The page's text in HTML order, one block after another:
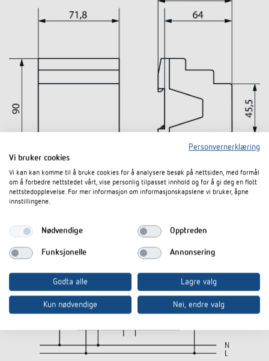
Personvernerklæring
Vi bruker cookies
Vi kan kan komme til å bruke cookies for å analysere besøk på nettsiden, med formål
om å forbedre nettstedet vårt, vise personlig tilpasset innhold og for å gi deg en flott
nettstedopplevelse. For mer informasjon om informasjonskapslene vi bruker, åpne
innstillingene.
Nødvendige Opptreden
Funksjonelle Annonsering
Godta alle Lagre valg
Kun nødvendige Nei, endre valg